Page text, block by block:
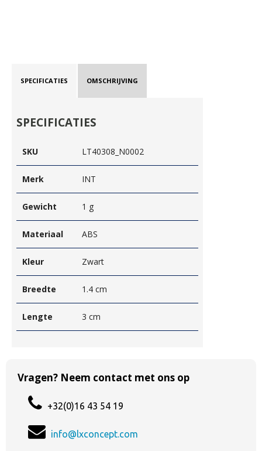
SPECIFICATIES OMSCHRIJVING
SPECIFICATIES
SKU LT40308_N0002
Merk INT
Gewicht 1 g
Materiaal ABS
Kleur Zwart
Breedte 1.4 cm
Lengte 3 cm
Vragen? Neem contact met ons op
+32(0)16 43 54 19
info@lxconcept.com